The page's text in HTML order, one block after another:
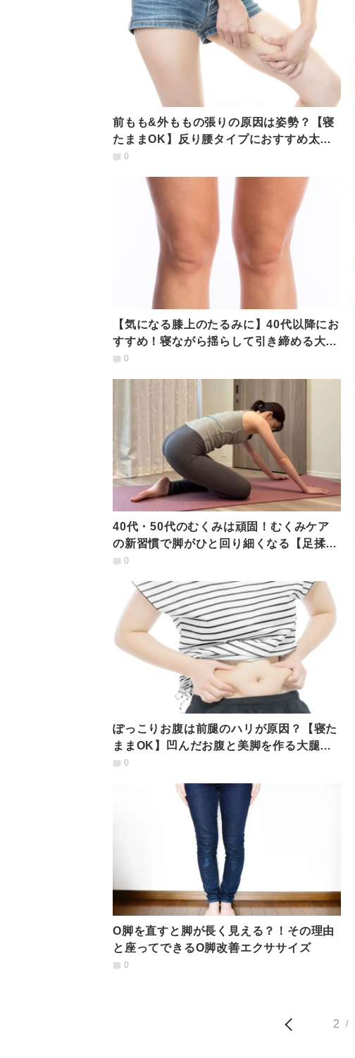
前もも&外ももの張りの原因は姿勢？【寝
たままOK】反り腰タイプにおすすめ太も
もスッキリストレッチ
0
【気になる膝上のたるみに】40代以降にお
すすめ！寝ながら揺らして引き締める大人
の膝上ケア
0
40代・50代のむくみは頑固！むくみケア
の新習慣で脚がひと回り細くなる【足揉み
×ヨガ】
0
ぽっこりお腹は前腿のハリが原因？【寝た
ままOK】凹んだお腹と美脚を作る大腿四
頭筋ストレッチ
0
O脚を直すと脚が長く見える？！その理由
と座ってできるO脚改善エクササイズ
0
2 /